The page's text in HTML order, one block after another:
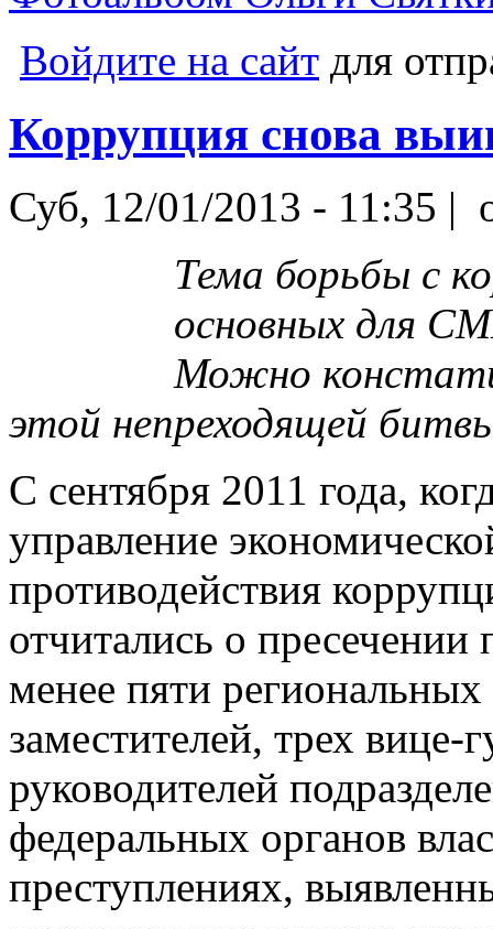
Войдите на сайт для
Коррупция снова
Суб, 12/01/2013 - 11:35 |
Тема борьбы с
основных для
Можно
этой непреходящей
С сентября 2011 года,
управление
противодействия
отчитались о пресечении
менее пяти
заместителей, трех вице-
руководителей
федеральных органов
преступлениях,